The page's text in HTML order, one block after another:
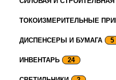
ТОКОИЗМЕРИТЕЛЬНЫЕ
ДИСПЕНСЕРЫ И БУМАГА 5
ИНВЕНТАРЬ 24